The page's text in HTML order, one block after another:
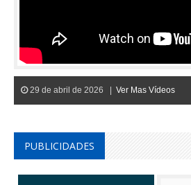
29 de abril de 2026 | Ver Mas Vídeos
PUBLICIDADES